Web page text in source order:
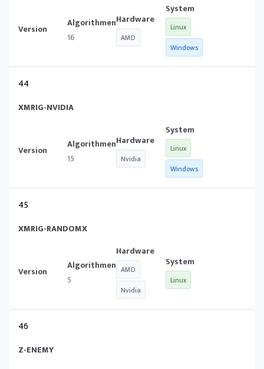
16 AMD
Linux
Windows
44
XMRIG-NVIDIA
15 Nvidia
Linux
Windows
45
XMRIG-RANDOMX
5
AMD
Nvidia
Linux
46
Z-ENEMY